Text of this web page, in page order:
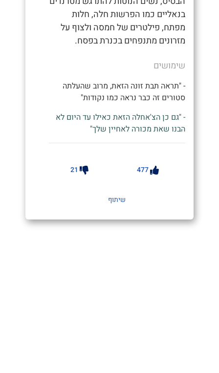
בנאליים כמו הפרשות חלה, חלות
מפתח, פילטרים של חמסה ולצוף על
מזרונים מתנפחים בכנרת בפסח.
שימושים
- "תראה תבת זונה הזאת, מרוב שהעלתה
סטורים זה כבר נראה כמו נקודות"
- "גם כן הצ'אחלה הזאת כאילו עד היום לא
הבנו שאת מכורה לאחיין שלך"
477
21
שיתוף